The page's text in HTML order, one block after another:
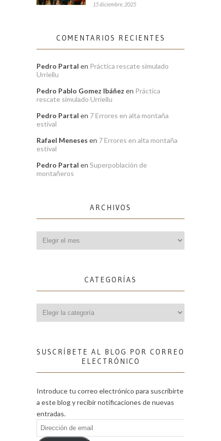
15 diciembre, 2025
COMENTARIOS RECIENTES
Pedro Partal en Práctica rescate simulado
Urriellu
Pedro Pablo Gomez Ibáñez en Práctica
rescate simulado Urriellu
Pedro Partal en 7 Errores en alta montaña
estival
Rafael Meneses en 7 Errores en alta montaña
estival
Pedro Partal en Superpoblación de
montañeros
ARCHIVOS
CATEGORÍAS
SUSCRÍBETE AL BLOG POR CORREO
ELECTRÓNICO
Introduce tu correo electrónico para suscribirte
a este blog y recibir notificaciones de nuevas
entradas.
Dirección
de